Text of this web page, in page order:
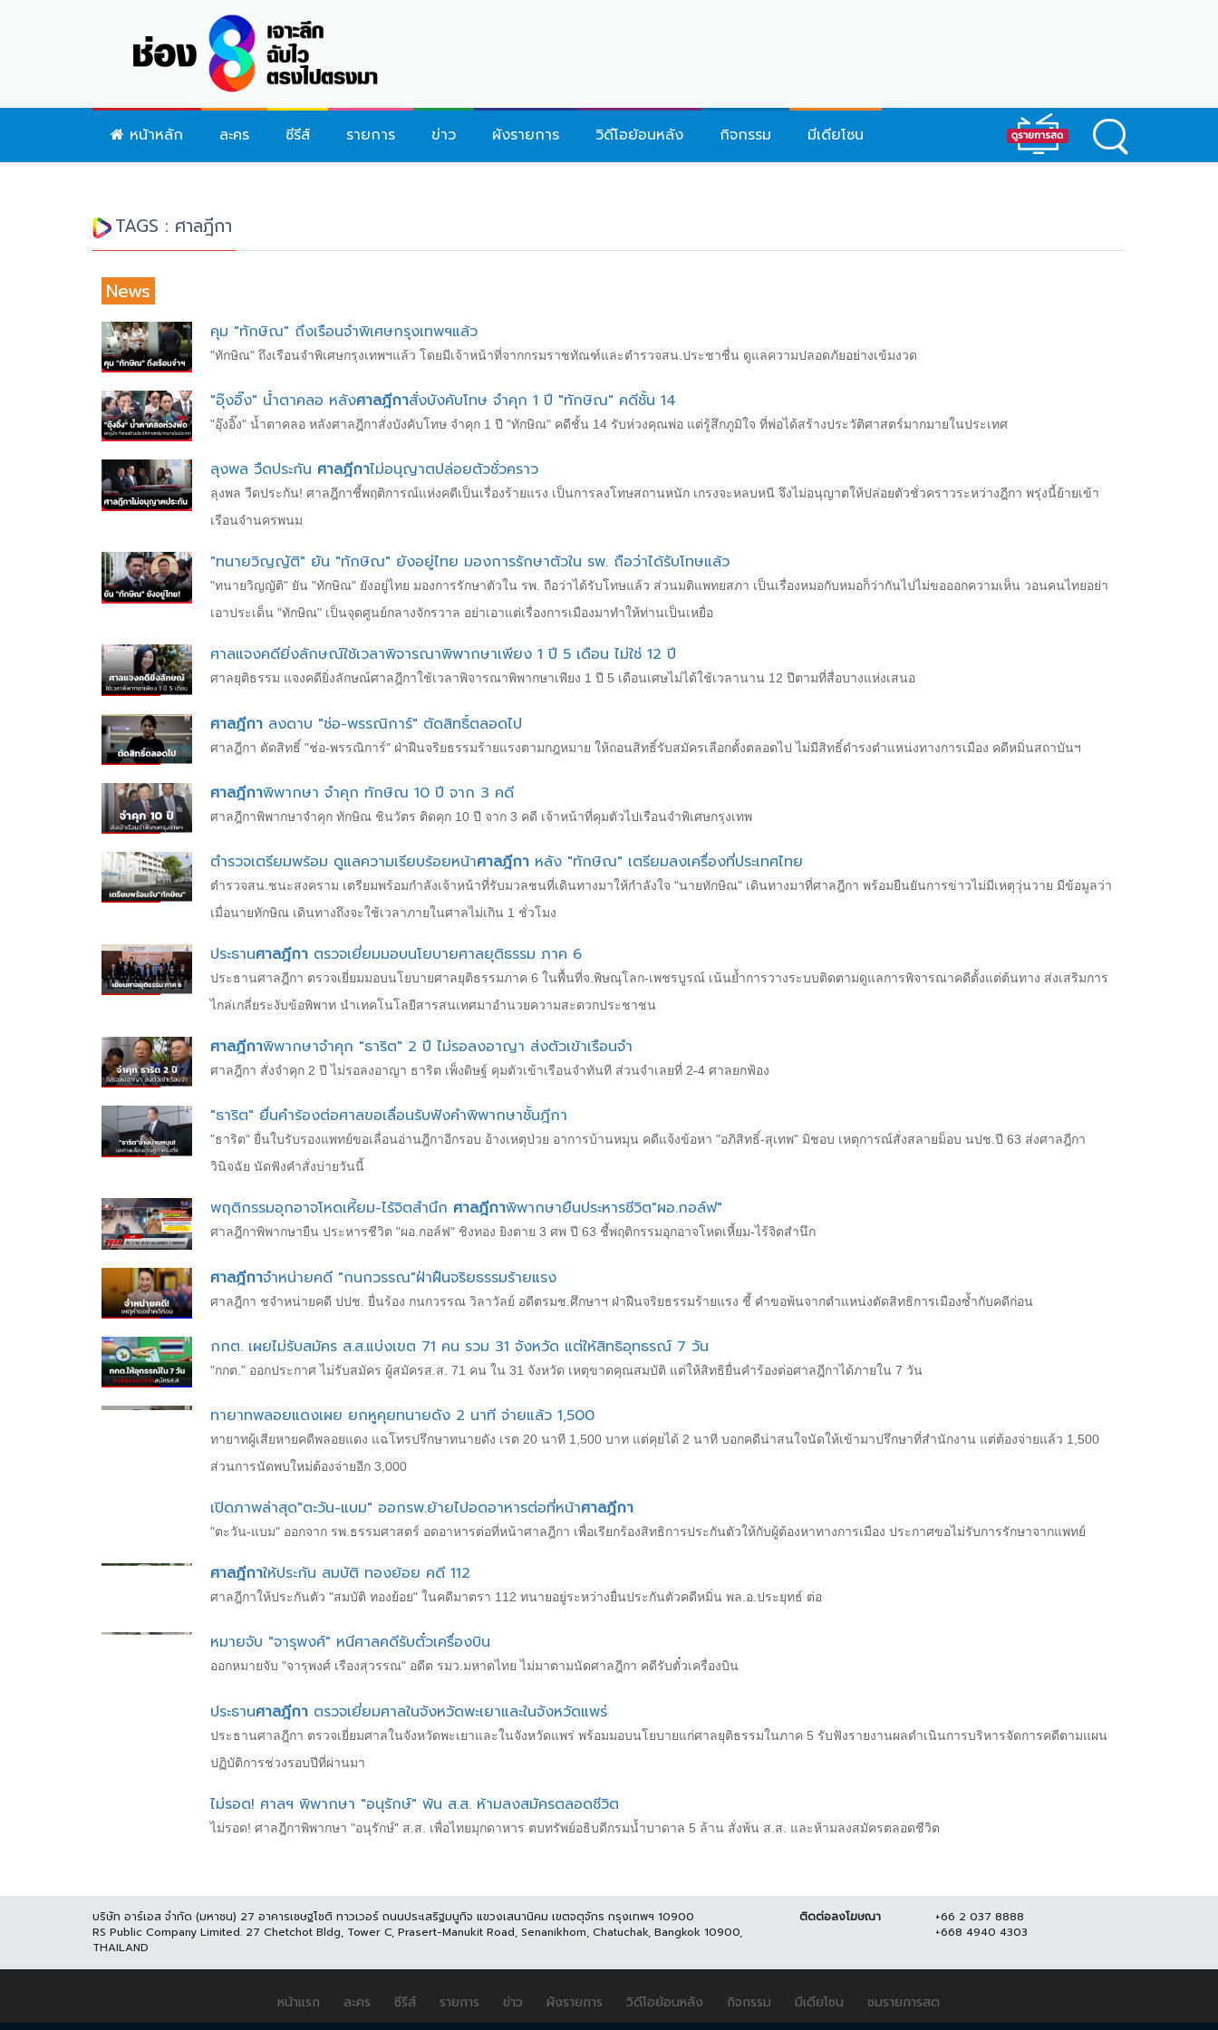
หน้าหลัก ละคร ซีรีส์ รายการ ข่าว ผังรายการ วิดีโอย้อนหลัง กิจกรรม มีเดียโซน
TAGS : ศาลฎีกา
News
คุม "ทักษิณ" ถึงเรือนจำพิเศษกรุงเทพฯแล้ว
"ทักษิณ" ถึงเรือนจำพิเศษกรุงเทพฯแล้ว โดยมีเจ้าหน้าที่จากกรมราชทัณฑ์และตำรวจสน.ประชาชื่น ดูแลความปลอดภัยอย่างเข้มงวด
"อุ๊งอิ๊ง" น้ำตาคลอ หลังศาลฎีกาสั่งบังคับโทษ จำคุก 1 ปี "ทักษิณ" คดีชั้น 14
"อุ๊งอิ๊ง" น้ำตาคลอ หลังศาลฎีกาสั่งบังคับโทษ จำคุก 1 ปี "ทักษิณ" คดีชั้น 14 รับห่วงคุณพ่อ แต่รู้สึกภูมิใจ ที่พ่อได้สร้างประวัติศาสตร์มากมายในประเทศ
ลุงพล วืดประกัน ศาลฎีกาไม่อนุญาตปล่อยตัวชั่วคราว
ลุงพล วืดประกัน! ศาลฎีกาชี้พฤติการณ์แห่งคดีเป็นเรื่องร้ายแรง เป็นการลงโทษสถานหนัก เกรงจะหลบหนี จึงไม่อนุญาตให้ปล่อยตัวชั่วคราวระหว่างฎีกา พรุ่งนี้ย้ายเข้า
เรือนจำนครพนม
"ทนายวิญญัติ" ยัน "ทักษิณ" ยังอยู่ไทย มองการรักษาตัวใน รพ. ถือว่าได้รับโทษแล้ว
"ทนายวิญญัติ" ยัน "ทักษิณ" ยังอยู่ไทย มองการรักษาตัวใน รพ. ถือว่าได้รับโทษแล้ว ส่วนมติแพทยสภา เป็นเรื่องหมอกับหมอก็ว่ากันไปไม่ขอออกความเห็น วอนคนไทยอย่า
เอาประเด็น "ทักษิณ" เป็นจุดศูนย์กลางจักรวาล อย่าเอาแต่เรื่องการเมืองมาทำให้ท่านเป็นเหยื่อ
ศาลแจงคดียิ่งลักษณ์ใช้เวลาพิจารณาพิพากษาเพียง 1 ปี 5 เดือน ไม่ใช่ 12 ปี
ศาลยุติธรรม แจงคดียิ่งลักษณ์ศาลฎีกาใช้เวลาพิจารณาพิพากษาเพียง 1 ปี 5 เดือนเศษไม่ได้ใช้เวลานาน 12 ปีตามที่สื่อบางแห่งเสนอ
ศาลฎีกา ลงดาบ "ช่อ-พรรณิการ์" ตัดสิทธิ์ตลอดไป
ศาลฎีกา ตัดสิทธิ์ "ช่อ-พรรณิการ์" ฝ่าฝืนจริยธรรมร้ายแรงตามกฎหมาย ให้ถอนสิทธิ์รับสมัครเลือกตั้งตลอดไป ไม่มีสิทธิ์ดำรงตำแหน่งทางการเมือง คดีหมิ่นสถาบันฯ
ศาลฎีกาพิพากษา จำคุก ทักษิณ 10 ปี จาก 3 คดี
ศาลฎีกาพิพากษาจำคุก ทักษิณ ชินวัตร ติดคุก 10 ปี จาก 3 คดี เจ้าหน้าที่คุมตัวไปเรือนจำพิเศษกรุงเทพ
ตำรวจเตรียมพร้อม ดูแลความเรียบร้อยหน้าศาลฎีกา หลัง "ทักษิณ" เตรียมลงเครื่องที่ประเทศไทย
ตำรวจสน.ชนะสงคราม เตรียมพร้อมกำลังเจ้าหน้าที่รับมวลชนที่เดินทางมาให้กำลังใจ "นายทักษิณ" เดินทางมาที่ศาลฎีกา พร้อมยืนยันการข่าวไม่มีเหตุวุ่นวาย มีข้อมูลว่า
เมื่อนายทักษิณ เดินทางถึงจะใช้เวลาภายในศาลไม่เกิน 1 ชั่วโมง
ประธานศาลฎีกา ตรวจเยี่ยมมอบนโยบายศาลยุติธรรม ภาค 6
ประธานศาลฎีกา ตรวจเยี่ยมมอบนโยบายศาลยุติธรรมภาค 6 ในพื้นที่จ.พิษณุโลก-เพชรบูรณ์ เน้นย้ำการวางระบบติดตามดูแลการพิจารณาคดีตั้งแต่ต้นทาง ส่งเสริมการ
ไกล่เกลี่ยระงับข้อพิพาท นำเทคโนโลยีสารสนเทศมาอำนวยความสะดวกประชาชน
ศาลฎีกาพิพากษาจำคุก "ธาริต" 2 ปี ไม่รอลงอาญา ส่งตัวเข้าเรือนจำ
ศาลฎีกา สั่งจำคุก 2 ปี ไม่รอลงอาญา ธาริต เพ็งดิษฐ์ คุมตัวเข้าเรือนจำทันที ส่วนจำเลยที่ 2-4 ศาลยกฟ้อง
"ธาริต" ยื่นคำร้องต่อศาลขอเลื่อนรับฟังคำพิพากษาชั้นฎีกา
"ธาริต" ยื่นใบรับรองแพทย์ขอเลื่อนอ่านฎีกาอีกรอบ อ้างเหตุป่วย อาการบ้านหมุน คดีแจ้งข้อหา "อภิสิทธิ์-สุเทพ" มิชอบ เหตุการณ์สั่งสลายม็อบ นปช.ปี 63 ส่งศาลฎีกา
วินิจฉัย นัดฟังคำสั่งบ่ายวันนี้
พฤติกรรมอุกอาจโหดเหี้ยม-ไร้จิตสำนึก ศาลฎีกาพิพากษายืนประหารชีวิต"ผอ.กอล์ฟ"
ศาลฎีกาพิพากษายืน ประหารชีวิต "ผอ.กอล์ฟ" ชิงทอง ยิงตาย 3 ศพ ปี 63 ชี้พฤติกรรมอุกอาจโหดเหี้ยม-ไร้จิตสำนึก
ศาลฎีกาจำหน่ายคดี "กนกวรรณ"ฝ่าฝืนจริยธรรมร้ายแรง
ศาลฎีกา ชจำหน่ายคดี ปปช. ยื่นร้อง กนกวรรณ วิลาวัลย์ อดีตรมช.ศึกษาฯ ฝ่าฝืนจริยธรรมร้ายแรง ชี้ คำขอพ้นจากตำแหน่งตัดสิทธิการเมืองซ้ำกับคดีก่อน
กกต. เผยไม่รับสมัคร ส.ส.แบ่งเขต 71 คน รวม 31 จังหวัด แต่ให้สิทธิอุทธรณ์ 7 วัน
"กกต." ออกประกาศ ไม่รับสมัคร ผู้สมัครส.ส. 71 คน ใน 31 จังหวัด เหตุขาดคุณสมบัติ แต่ให้สิทธิยื่นคำร้องต่อศาลฎีกาได้ภายใน 7 วัน
ทายาทพลอยแดงเผย ยกหูคุยทนายดัง 2 นาที จ่ายแล้ว 1,500
ทายาทผู้เสียหายคดีพลอยแดง แฉโทรปรึกษาทนายดัง เรต 20 นาที 1,500 บาท แต่คุยได้ 2 นาที บอกคดีน่าสนใจนัดให้เข้ามาปรึกษาที่สำนักงาน แต่ต้องจ่ายแล้ว 1,500
ส่วนการนัดพบใหม่ต้องจ่ายอีก 3,000
เปิดภาพล่าสุด"ตะวัน-แบม" ออกรพ.ย้ายไปอดอาหารต่อที่หน้าศาลฎีกา
"ตะวัน-แบม" ออกจาก รพ.ธรรมศาสตร์ อดอาหารต่อที่หน้าศาลฎีกา เพื่อเรียกร้องสิทธิการประกันตัวให้กับผู้ต้องหาทางการเมือง ประกาศขอไม่รับการรักษาจากแพทย์
ศาลฎีกาให้ประกัน สมบัติ ทองย้อย คดี 112
ศาลฎีกาให้ประกันตัว "สมบัติ ทองย้อย" ในคดีมาตรา 112 ทนายอยู่ระหว่างยื่นประกันตัวคดีหมิ่น พล.อ.ประยุทธ์ ต่อ
หมายจับ "จารุพงศ์" หนีศาลคดีรับตั๋วเครื่องบิน
ออกหมายจับ "จารุพงศ์ เรืองสุวรรณ" อดีต รมว.มหาดไทย ไม่มาตามนัดศาลฎีกา คดีรับตั๋วเครื่องบิน
ประธานศาลฎีกา ตรวจเยี่ยมศาลในจังหวัดพะเยาและในจังหวัดแพร่
ประธานศาลฎีกา ตรวจเยี่ยมศาลในจังหวัดพะเยาและในจังหวัดแพร่ พร้อมมอบนโยบายแก่ศาลยุติธรรมในภาค 5 รับฟังรายงานผลดำเนินการบริหารจัดการคดีตามแผน
ปฏิบัติการช่วงรอบปีที่ผ่านมา
ไม่รอด! ศาลฯ พิพากษา "อนุรักษ์" พ้น ส.ส. ห้ามลงสมัครตลอดชีวิต
ไม่รอด! ศาลฎีกาพิพากษา "อนุรักษ์" ส.ส. เพื่อไทยมุกดาหาร ตบทรัพย์อธิบดีกรมน้ำบาดาล 5 ล้าน สั่งพ้น ส.ส. และห้ามลงสมัครตลอดชีวิต
บริษัท อาร์เอส จำกัด (มหาชน) 27 อาคารเชษฐโชติ ทาวเวอร์ ถนนประเสริฐมนูกิจ แขวงเสนานิคม เขตจตุจักร กรุงเทพฯ 10900
RS Public Company Limited. 27 Chetchot Bldg, Tower C, Prasert-Manukit Road, Senanikhom, Chatuchak, Bangkok 10900,
THAILAND
ติดต่อลงโฆษณา
+66 2 037 8888
+668 4940 4303
หน้าแรก ละคร ซีรีส์ รายการ ข่าว ผังรายการ วิดีโอย้อนหลัง กิจกรรม มีเดียโซน ชมรายการสด